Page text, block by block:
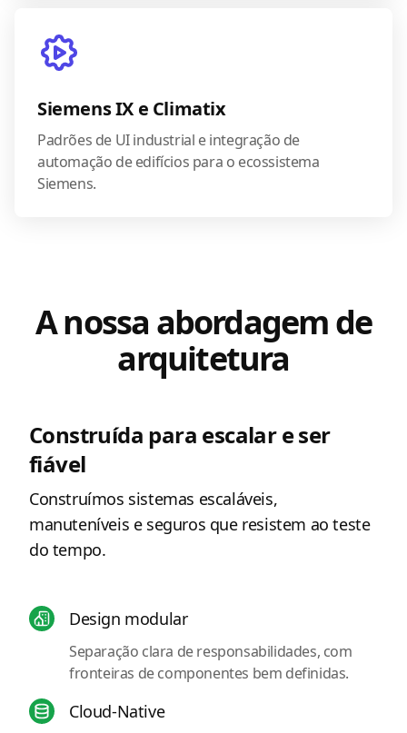
Siemens IX e Climatix
Padrões de UI industrial e integração de
automação de edifícios para o ecossistema
Siemens.
A nossa abordagem de
arquitetura
Construída para escalar e ser
fiável
Construímos sistemas escaláveis,
manuteníveis e seguros que resistem ao teste
do tempo.
Design modular
Separação clara de responsabilidades, com
fronteiras de componentes bem definidas.
Cloud-Native